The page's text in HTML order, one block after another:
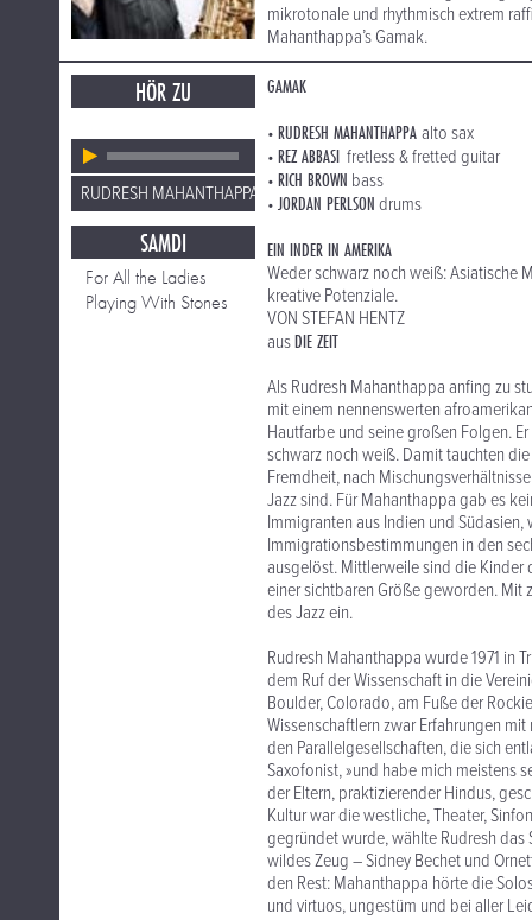
mikrotonale und rhythmisch extrem
Mahanthappa’s Gamak.
HÖR ZU
RUDRESH MAHANTHAPPA
SAMDI
For All the Ladies
Playing With Stones
GAMAK
•RUDRESH MAHANTHAPPAalto sax
•REZ ABBASI fretless & fretted guitar
•RICH BROWN bass
•JORDAN PERLSONdrums
EIN INDER IN AMERIKA
Weder schwarz noch weiß: Asiatische
kreative Potenziale.
VON STEFAN HENTZ
ausDIE ZEIT
Als Rudresh Mahanthappa anfing zu
mit einem nennenswerten
Hautfarbe und seine großen Folgen.
schwarz noch weiß. Damit tauchten
Fremdheit, nach
Jazz sind. Für Mahanthappa gab es
Immigranten aus Indien und
Immigrationsbestimmungen in den
ausgelöst. Mittlerweile sind die Kinder
einer sichtbaren Größe geworden. Mit
des Jazz ein.
Rudresh Mahanthappa wurde 1971 in
dem Ruf der Wissenschaft in die
Boulder, Colorado, am Fuße der
Wissenschaftlern zwar Erfahrungen
den Parallelgesellschaften, die sich
Saxofonist, »und habe mich meistens
der Eltern, praktizierender Hindus,
Kultur war die westliche, Theater,
gegründet wurde, wählte Rudresh das
wildes Zeug – Sidney Bechet und
den Rest: Mahanthappa hörte die
und virtuos, ungestüm und bei aller